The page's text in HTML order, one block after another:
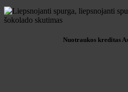
Nuotraukos kreditas